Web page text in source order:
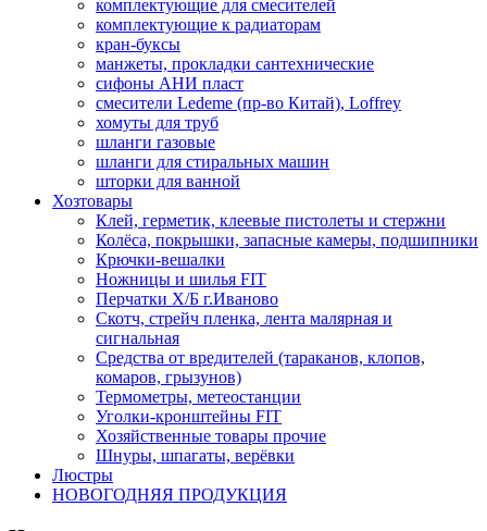
комплектующие для смесителей
комплектующие к радиаторам
кран-буксы
манжеты, прокладки сантехнические
сифоны АНИ пласт
смесители Ledeme (пр-во Китай), Loffrey
хомуты для труб
шланги газовые
шланги для стиральных машин
шторки для ванной
Хозтовары
Клей, герметик, клеевые пистолеты и стержни
Колёса, покрышки, запасные камеры, подшипники
Крючки-вешалки
Ножницы и шилья FIT
Перчатки Х/Б г.Иваново
Скотч, стрейч пленка, лента малярная и
сигнальная
Средства от вредителей (тараканов, клопов,
комаров, грызунов)
Термометры, метеостанции
Уголки-кронштейны FIT
Хозяйственные товары прочие
Шнуры, шпагаты, верёвки
Люстры
НОВОГОДНЯЯ ПРОДУКЦИЯ